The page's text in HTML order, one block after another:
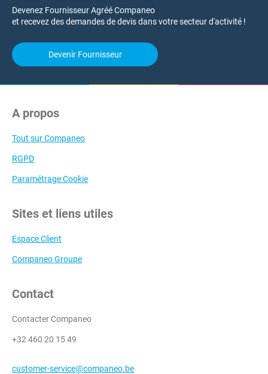
Devenez Fournisseur Agréé Companeo
et recevez des demandes de devis dans votre secteur d'activité !
Devenir Fournisseur
A propos
Tout sur Companeo
RGPD
Paramétrage Cookie
Sites et liens utiles
Espace Client
Companeo Groupe
Contact
Contacter Companeo
+32 460 20 15 49
customer-service@companeo.be